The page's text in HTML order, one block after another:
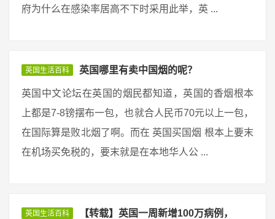
府为什么在感染率居高不下时采用此举，英 ...
英国生活百科 英国哪里有卖中国烟的呢？
英国中文论坛在英国的烟民都知道，英国的香烟根本
上都是7-8镑摆布一包，也就合人民币70元以上一包，
在国际算是败北烟了啊。而在 英国买国烟 根本上要末
在机场买免税的，要末就是在本地华人公 ...
英国生活百科
【转载】英国一周新增100万病例，